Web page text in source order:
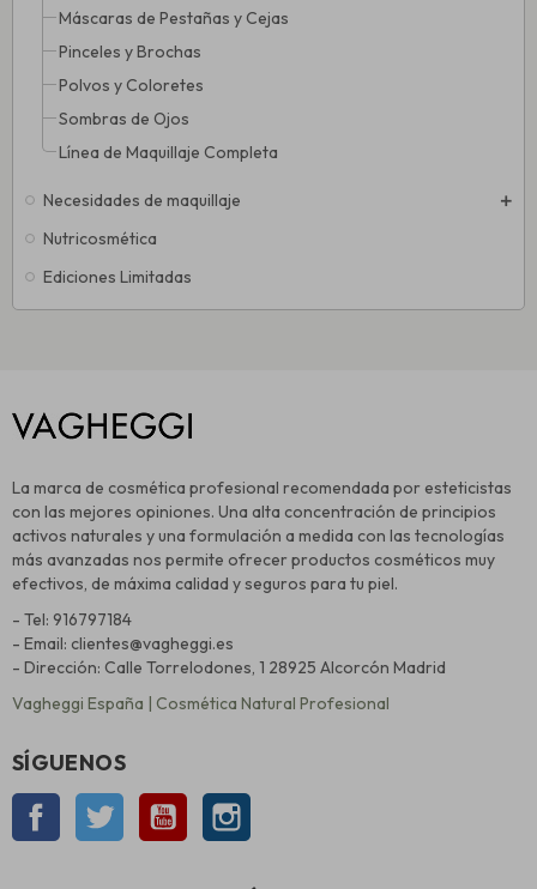
Máscaras de Pestañas y Cejas
Pinceles y Brochas
Polvos y Coloretes
Sombras de Ojos
Línea de Maquillaje Completa
Necesidades de maquillaje
Nutricosmética
Ediciones Limitadas
La marca de cosmética profesional recomendada por esteticistas
con las mejores opiniones. Una alta concentración de principios
activos naturales y una formulación a medida con las tecnologías
más avanzadas nos permite ofrecer productos cosméticos muy
efectivos, de máxima calidad y seguros para tu piel.
- Tel: 916797184
- Email: clientes@vagheggi.es
- Dirección: Calle Torrelodones, 1 28925 Alcorcón Madrid
Vagheggi España | Cosmética Natural Profesional
SÍGUENOS
Facebook Twitter YouTube